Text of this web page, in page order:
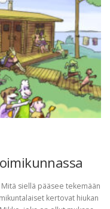
siellä pääsee tekemään
kertovat hiukan